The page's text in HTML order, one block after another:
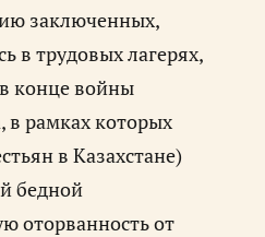
заключенных,
в трудовых лагерях,
конце войны
в рамках которых
в Казахстане)
бедной
оторванность от